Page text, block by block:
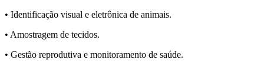
• Identificação visual e eletrônica de animais.
• Amostragem de tecidos.
• Gestão reprodutiva e monitoramento de saúde.